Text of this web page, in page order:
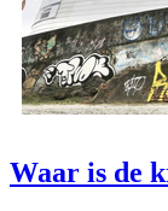
Waar is de